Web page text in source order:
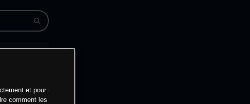
et pour
comment les